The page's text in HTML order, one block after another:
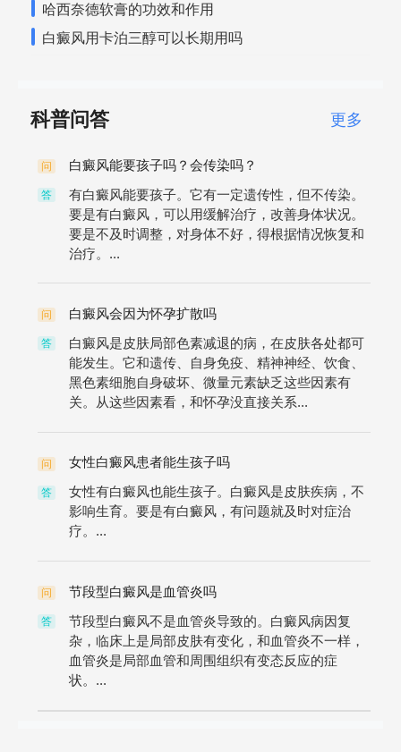
哈西奈德软膏的功效和作用
白癜风用卡泊三醇可以长期用吗
科普问答 更多
问 白癜风能要孩子吗？会传染吗？
答
有白癜风能要孩子。它有一定遗传性，但不传染。
要是有白癜风，可以用缓解治疗，改善身体状况。
要是不及时调整，对身体不好，得根据情况恢复和
治疗。...
问 白癜风会因为怀孕扩散吗
答
白癜风是皮肤局部色素减退的病，在皮肤各处都可
能发生。它和遗传、自身免疫、精神神经、饮食、
黑色素细胞自身破坏、微量元素缺乏这些因素有
关。从这些因素看，和怀孕没直接关系...
问 女性白癜风患者能生孩子吗
答
女性有白癜风也能生孩子。白癜风是皮肤疾病，不
影响生育。要是有白癜风，有问题就及时对症治
疗。...
问 节段型白癜风是血管炎吗
答
节段型白癜风不是血管炎导致的。白癜风病因复
杂，临床上是局部皮肤有变化，和血管炎不一样，
血管炎是局部血管和周围组织有变态反应的症
状。...